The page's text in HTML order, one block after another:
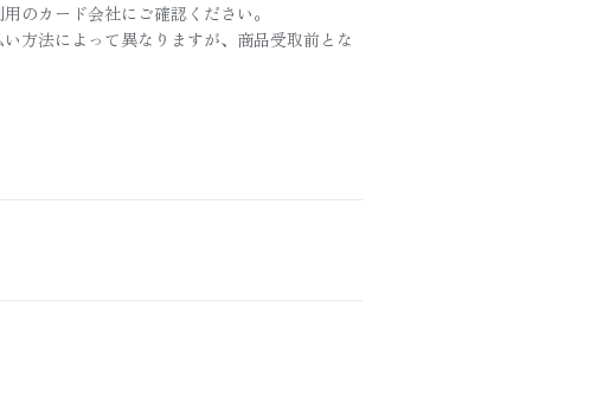
のカード会社にご確認ください。
方法によって異なりますが、商品受取前とな